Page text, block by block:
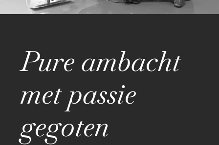
Pure ambacht
met passie
gegoten